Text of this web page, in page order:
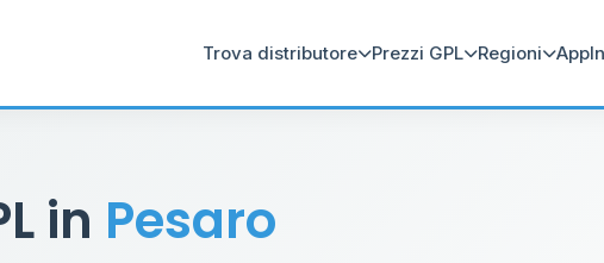
Trova distributore Prezzi GPL Regioni App
in Pesaro